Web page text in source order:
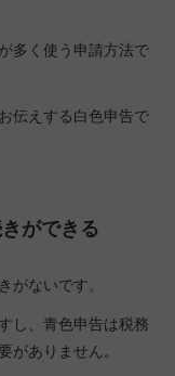
多く使う申請方法で
伝えする白色申告で
ができる
がないです。
し、青色申告は税務
がありません。